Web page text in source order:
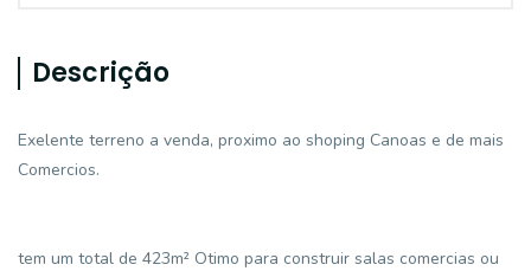
Descrição
Exelente terreno a venda, proximo ao shoping Canoas e de mais
Comercios.
tem um total de 423m² Otimo para construir salas comercias ou